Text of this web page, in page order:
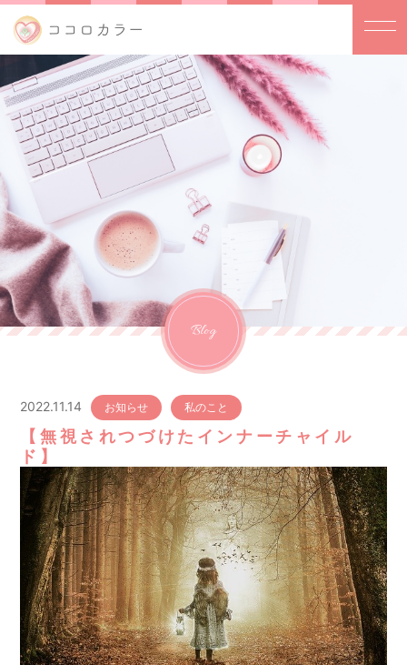
Blog
2022.11.14 お知らせ 私のこと
【無視されつづけたインナーチャイル
ド】